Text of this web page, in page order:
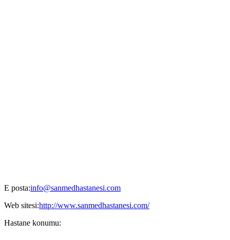
E posta:info@sanmedhastanesi.com
Web sitesi:http://www.sanmedhastanesi.com/
Hastane konumu: